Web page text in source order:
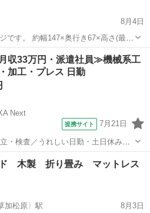
8月4日
です。 約幅147×奥行き67×高さ(最
りますが、洗えば落ちると思いま
ベッド
収33万円・派遣社員≫機械系工
加工・プレス 日勤
Next
提携サイト 7月21日
・検査／うれしい日勤・土日休み／
その他
ド 木製 折り畳み マットレス
加松原〉駅
8月3日